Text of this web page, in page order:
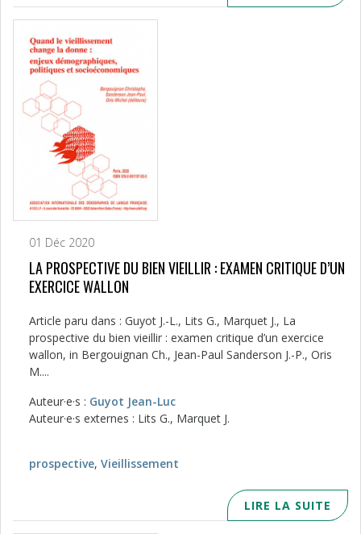
01 Déc 2020
LA PROSPECTIVE DU BIEN VIEILLIR : EXAMEN CRITIQUE D’UN
EXERCICE WALLON
Article paru dans : Guyot J.-L., Lits G., Marquet J., La
prospective du bien vieillir : examen critique d’un exercice
wallon, in Bergouignan Ch., Jean-Paul Sanderson J.-P., Oris
M....
Auteur·e·s : Guyot Jean-Luc
Auteur·e·s externes : Lits G., Marquet J.
prospective, Vieillissement
LIRE LA SUITE